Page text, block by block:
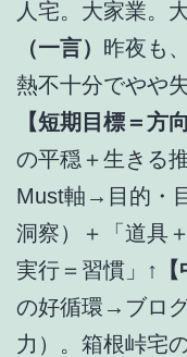
人宅。大家業。
（一言） 昨夜も
熱不十分でやや
【短期目標＝方
の平穏＋生きる
Must軸→目的・
洞察）＋「道具
実行＝習慣」↑
の好循環→ブロ
力）。箱根峠宅